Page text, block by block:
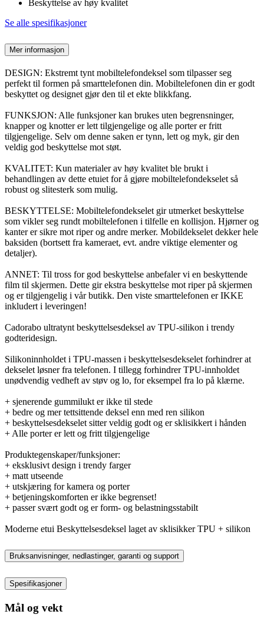
Beskyttelse av høy kvalitet
Se alle spesifikasjoner
Mer informasjon
DESIGN: Ekstremt tynt mobiltelefondeksel som tilpasser seg
perfekt til formen på smarttelefonen din. Mobiltelefonen din er godt
beskyttet og designet gjør den til et ekte blikkfang.
FUNKSJON: Alle funksjoner kan brukes uten begrensninger,
knapper og knotter er lett tilgjengelige og alle porter er fritt
tilgjengelige. Selv om denne saken er tynn, lett og myk, gir den
veldig god beskyttelse mot støt.
KVALITET: Kun materialer av høy kvalitet ble brukt i
behandlingen av dette etuiet for å gjøre mobiltelefondekselet så
robust og slitesterk som mulig.
BESKYTTELSE: Mobiltelefondekselet gir utmerket beskyttelse
som vikler seg rundt mobiltelefonen i tilfelle en kollisjon. Hjørner og
kanter er sikre mot riper og andre merker. Mobildekselet dekker hele
baksiden (bortsett fra kameraet, evt. andre viktige elementer og
detaljer).
ANNET: Til tross for god beskyttelse anbefaler vi en beskyttende
film til skjermen. Dette gir ekstra beskyttelse mot riper på skjermen
og er tilgjengelig i vår butikk. Den viste smarttelefonen er IKKE
inkludert i leveringen!
Cadorabo ultratynt beskyttelsesdeksel av TPU-silikon i trendy
godteridesign.
Silikoninnholdet i TPU-massen i beskyttelsesdekselet forhindrer at
dekselet løsner fra telefonen. I tillegg forhindrer TPU-innholdet
unødvendig vedheft av støv og lo, for eksempel fra lo på klærne.
+ sjenerende gummilukt er ikke til stede
+ bedre og mer tettsittende deksel enn med ren silikon
+ beskyttelsesdekselet sitter veldig godt og er sklisikkert i hånden
+ Alle porter er lett og fritt tilgjengelige
Produktegenskaper/funksjoner:
+ eksklusivt design i trendy farger
+ matt utseende
+ utskjæring for kamera og porter
+ betjeningskomforten er ikke begrenset!
+ passer svært godt og er form- og belastningsstabilt
Moderne etui Beskyttelsesdeksel laget av sklisikker TPU + silikon
Bruksanvisninger, nedlastinger, garanti og support
Spesifikasjoner
Mål og vekt